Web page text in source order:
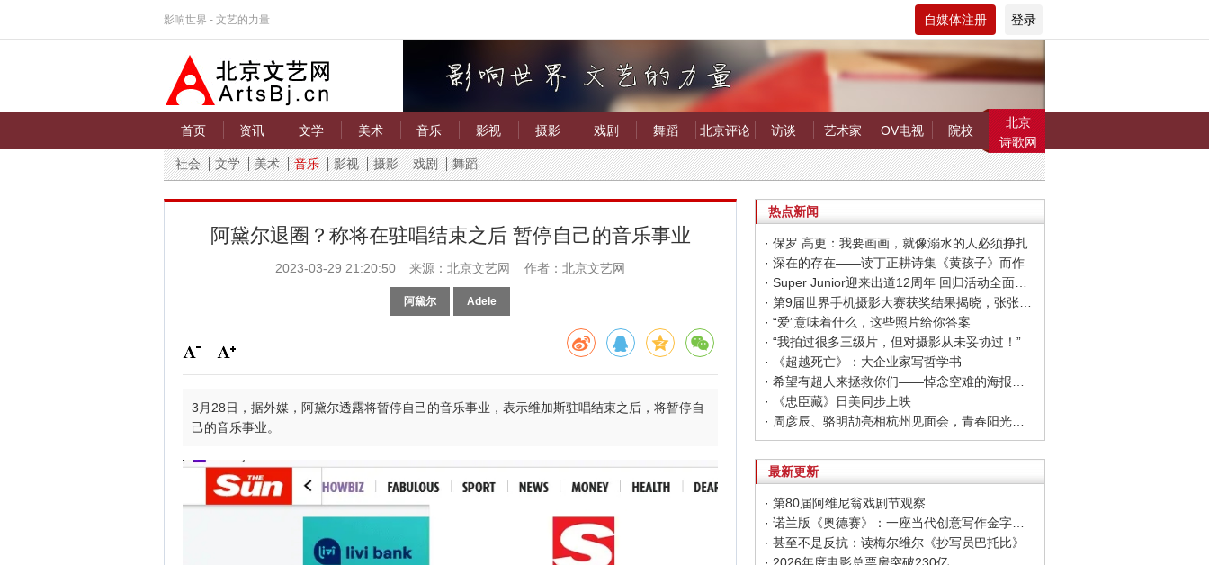
影响世界 - 文艺的力量 自媒体注册 登录
首页 资讯 文学 美术 音乐 影视 摄影 戏剧 舞蹈 北京评论 访谈 艺术家 OV电视 院校
北京
诗歌网
社会
文学 美术 音乐 影视 摄影 戏剧 舞蹈
阿黛尔退圈？称将在驻唱结束之后 暂停自己的音乐事业
2023-03-29 21:20:50 来源：北京文艺网 作者：北京文艺网
阿黛尔 Adele
3月28日，据外媒，阿黛尔透露将暂停自己的音乐事业，表示维加斯驻唱结束之后，将暂停自
己的音乐事业。
热点新闻
· 保罗.高更：我要画画，就像溺水的人必须挣扎
· 深在的存在——读丁正耕诗集《黄孩子》而作
· Super Junior迎来出道12周年 回归活动全面启动
· 第9届世界手机摄影大赛获奖结果揭晓，张张惊艳你的视觉！
· “爱”意味着什么，这些照片给你答案
· “我拍过很多三级片，但对摄影从未妥协过！”
· 《超越死亡》：大企业家写哲学书
· 《忠臣藏》日美同步上映
· 周彦辰、骆明劼亮相杭州见面会，青春阳光活力十足
最新更新
· 第80届阿维尼翁戏剧节观察
· 诺兰版《奥德赛》：一座当代创意写作金字塔的宏伟与平庸
· 甚至不是反抗：读梅尔维尔《抄写员巴托比》